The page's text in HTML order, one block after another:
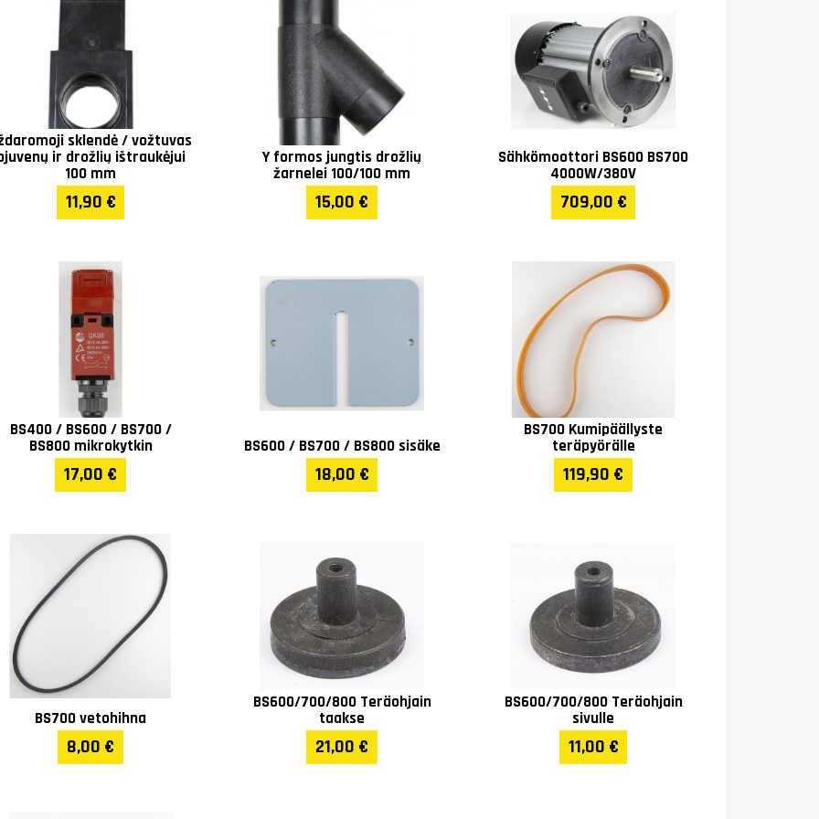
sklendė / vožtuvas
ir drožlių ištraukėjui
100 mm
11,90 €
Y formos jungtis drožlių
žarnelei 100/100 mm
15,00 €
Sähkömoottori BS600 BS700
4000W/380V
709,00 €
BS400 / BS600 / BS700 /
BS800 mikrokytkin
17,00 €
BS600 / BS700 / BS800 sisäke
18,00 €
BS700 Kumipäällyste
teräpyörälle
119,90 €
BS700 vetohihna
8,00 €
BS600/700/800 Teräohjain
taakse
21,00 €
BS600/700/800 Teräohjain
sivulle
11,00 €